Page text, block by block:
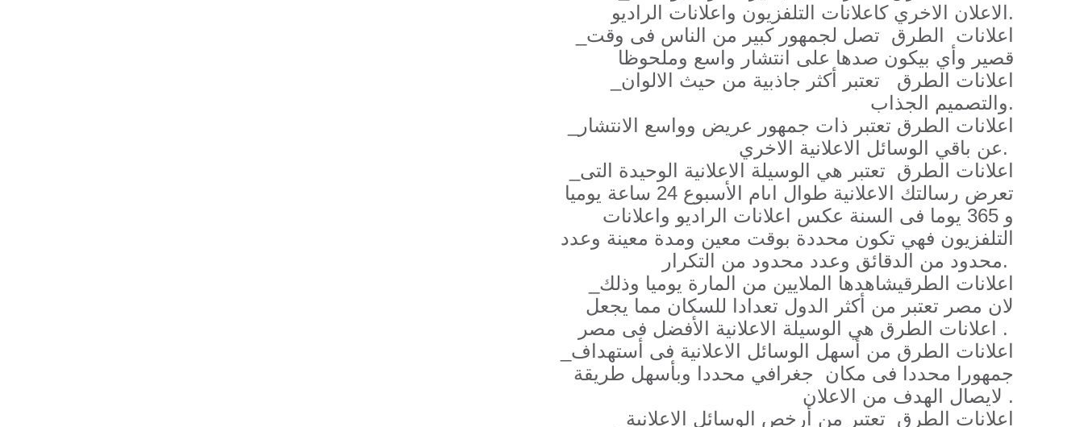
الاعلان الاخري كاعلانات التلفزيون واعلانات الراديو.
قصير وأي بيكون صدها على انتشار واسع وملحوظا
والتصميم الجذاب.
عن باقي الوسائل الاعلانية الاخري.
تعرض رسالتك الاعلانية طوال اىام الأسبوع 24 ساعة يوميا
و 365 يوما فى السنة عكس اعلانات الراديو واعلانات
التلفزيون فهي تكون محددة بوقت معين ومدة معينة وعدد
محدود من الدقائق وعدد محدود من التكرار.
لان مصر تعتبر من أكثر الدول تعدادا للسكان مما يجعل
اعلانات الطرق هي الوسيلة الاعلانية الأفضل فى مصر .
جمهورا محددا فى مكان جغرافي محددا وبأسهل طريقة
لايصال الهدف من الاعلان .